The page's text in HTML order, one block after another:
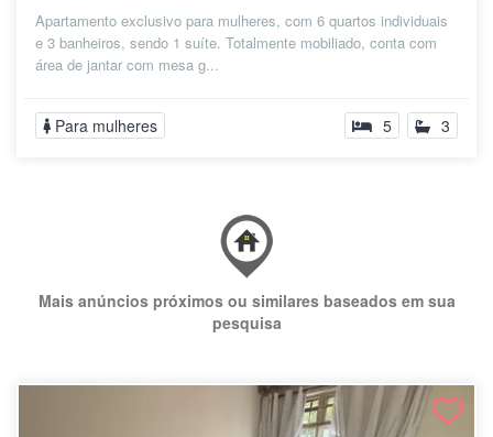
Apartamento exclusivo para mulheres, com 6 quartos individuais
e 3 banheiros, sendo 1 suíte. Totalmente mobiliado, conta com
área de jantar com mesa g...
Para mulheres 5 3
Mais anúncios próximos ou similares baseados em sua
pesquisa